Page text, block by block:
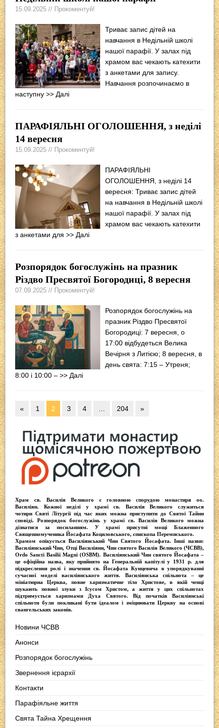
15.09.2025 // Прокоментуй!
Триває запис дітей на
навчання в Недільній школі
нашої парафії. У залах під
храмом вас чекають катехити
з анкетами для запису.
Навчання розпочинаємо в
наступну>> Далі
ПАРАФІЯЛЬНІ ОГОЛОШЕННЯ, з неділі
14 вересня
15.09.2025 // Прокоментуй!
ПАРАФІЯЛЬНІ
ОГОЛОШЕННЯ, з неділі 14
вересня: Триває запис дітей
на навчання в Недільній школі
нашої парафії. У залах під
храмом вас чекають катехити
з анкетами для>> Далі
Розпорядок богослужінь на празник
Різдво Пресвятої Богородиці, 8 вересня
07.09.2025 // Прокоментуй!
Розпорядок богослужінь на
празник Різдво Пресвятої
Богородиці: 7 вересня, о
17:00 відбудеться Велика
Вечірня з Литією; 8 вересня, в
день свята: 7:15 – Утреня;
8:00 і 10:00 –>> Далі
« 1 2 3 4 204 »
Храм св. Василія Великого є головною спорудою монастиря оо.
Василіян. Кожної неділі у храмі св. Василія Великого служиться
чотириСвяті Літургії під час яких можна приступити до Святої Тайни
сповіді.Розпорядок богослужінь у храмі св. Василія Великого можна
дізнатися за посиланням. У храмі присутні мощі Блаженного
Священномученика Йосафата Коциловського, єпископа Перемиського.
Храмом опікуєтьсяВасиліянський Чин Святого Йосафата. Інші назви:
Василіянський Чин, Отці Василіяни, Чин святого Василія Великого (ЧСВВ),
Ordо Sancti Basilii Magni (OSBM). Василіянський Чин святого Йосафата –
це офіційна назва, яку прийнято на Генеральній капітулі у 1931 р. для
підкреслення ролі і значення св. Йосафата Кунцевича в упорядкуванні
сучасної моделі василіянського життя. Василіянська спільнота – це
мініатюрна Церква, повне харизматичне тіло Христове, в якій ченці
шукають повної злуки з Iсусом Христом, а життя у цих спільнотах
підтримується харизмами Духа Святого. Від початків Василіянські
спільноти були покликані бути ідеалом і зміцнювати Церкву на основі
євангельських законів.
Новини ЧСВВ
Анонси
Розпорядок богослужінь
Звернення ієрархії
Контакти
Парафіяльне життя
Свята Тайна Хрещення